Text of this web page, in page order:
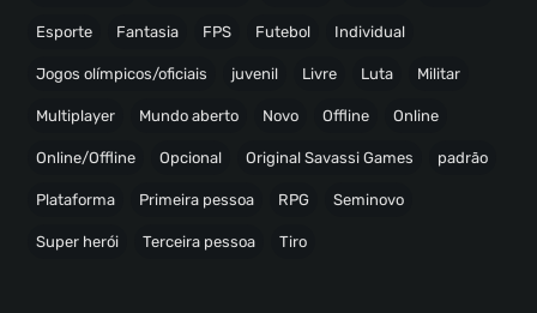
Esporte Fantasia FPS Futebol Individual
Jogos olímpicos/oficiais juvenil Livre Luta Militar
Multiplayer Mundo aberto Novo Offline Online
Online/Offline Opcional Original Savassi Games padrão
Plataforma Primeira pessoa RPG Seminovo
Super herói Terceira pessoa Tiro